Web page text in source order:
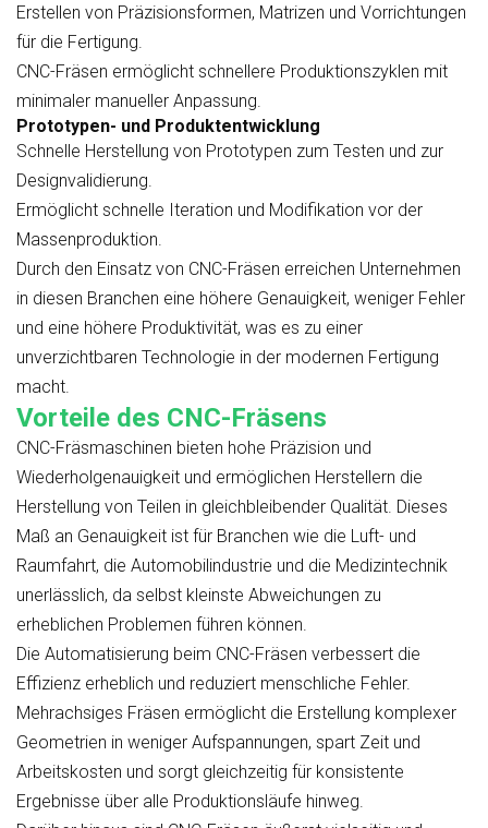
Erstellen von Präzisionsformen, Matrizen und Vorrichtungen
für die Fertigung.
CNC-Fräsen ermöglicht schnellere Produktionszyklen mit
minimaler manueller Anpassung.
Prototypen- und Produktentwicklung
Schnelle Herstellung von Prototypen zum Testen und zur
Designvalidierung.
Ermöglicht schnelle Iteration und Modifikation vor der
Massenproduktion.
Durch den Einsatz von CNC-Fräsen erreichen Unternehmen
in diesen Branchen eine höhere Genauigkeit, weniger Fehler
und eine höhere Produktivität, was es zu einer
unverzichtbaren Technologie in der modernen Fertigung
macht.
Vorteile des CNC-Fräsens
CNC-Fräsmaschinen bieten hohe Präzision und
Wiederholgenauigkeit und ermöglichen Herstellern die
Herstellung von Teilen in gleichbleibender Qualität. Dieses
Maß an Genauigkeit ist für Branchen wie die Luft- und
Raumfahrt, die Automobilindustrie und die Medizintechnik
unerlässlich, da selbst kleinste Abweichungen zu
erheblichen Problemen führen können.
Die Automatisierung beim CNC-Fräsen verbessert die
Effizienz erheblich und reduziert menschliche Fehler.
Mehrachsiges Fräsen ermöglicht die Erstellung komplexer
Geometrien in weniger Aufspannungen, spart Zeit und
Arbeitskosten und sorgt gleichzeitig für konsistente
Ergebnisse über alle Produktionsläufe hinweg.